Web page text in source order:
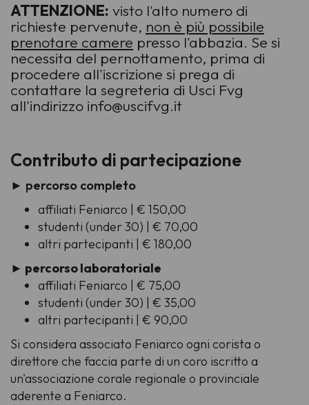
ATTENZIONE: visto l'alto numero di
richieste pervenute, non è più possibile
prenotare camere presso l'abbazia. Se si
necessita del pernottamento, prima di
procedere all'iscrizione si prega di
contattare la segreteria di Usci Fvg
all'indirizzo info@uscifvg.it
Contributo di partecipazione
► percorso completo
affiliati Feniarco | € 150,00
studenti (under 30) | € 70,00
altri partecipanti | € 180,00
► percorso laboratoriale
affiliati Feniarco | € 75,00
studenti (under 30) | € 35,00
altri partecipanti | € 90,00
Si considera associato Feniarco ogni corista o
direttore che faccia parte di un coro iscritto a
un'associazione corale regionale o provinciale
aderente a Feniarco.